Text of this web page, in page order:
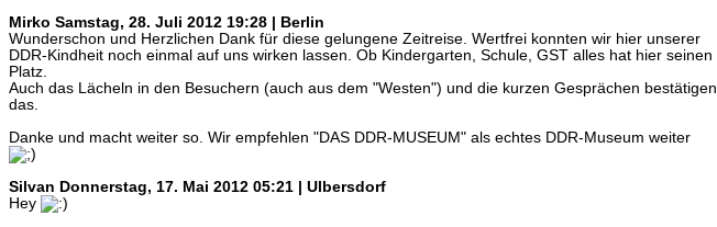
Mirko Samstag, 28. Juli 2012 19:28 | Berlin
Wunderschon und Herzlichen Dank für diese gelungene Zeitreise. Wertfrei konnten wir hier unserer
DDR-Kindheit noch einmal auf uns wirken lassen. Ob Kindergarten, Schule, GST alles hat hier seinen
Platz.
Auch das Lächeln in den Besuchern (auch aus dem "Westen") und die kurzen Gesprächen bestätigen
das.
Danke und macht weiter so. Wir empfehlen "DAS DDR-MUSEUM" als echtes DDR-Museum weiter
Silvan Donnerstag, 17. Mai 2012 05:21 | Ulbersdorf
Hey